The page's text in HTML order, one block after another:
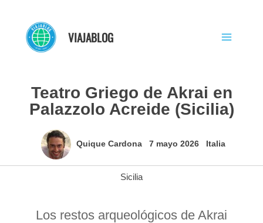
contenido
VIAJABLOG
Teatro Griego de Akrai en
Palazzolo Acreide (Sicilia)
Quique Cardona 7 mayo 2026 Italia
Sicilia
Los restos arqueológicos de Akrai